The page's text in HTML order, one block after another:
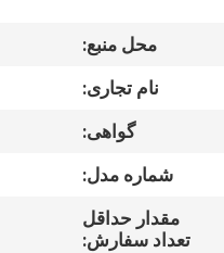
درباره
محل منبع:
نام تجاری:
گواهی:
شماره مدل:
مقدار حداقل
تعداد سفارش: